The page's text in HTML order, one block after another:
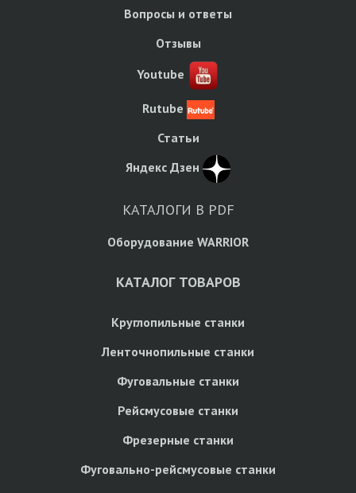
Вопросы и ответы
Отзывы
Youtube
Rutube
Статьи
Яндекс Дзен
КАТАЛОГИ В PDF
Оборудование WARRIOR
КАТАЛОГ ТОВАРОВ
Круглопильные станки
Ленточнопильные станки
Фуговальные станки
Рейсмусовые станки
Фрезерные станки
Фуговально-рейсмусовые станки